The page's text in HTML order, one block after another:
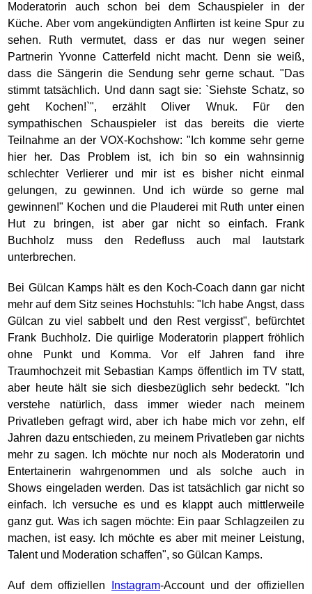
Moderatorin auch schon bei dem Schauspieler in der
Küche. Aber vom angekündigten Anflirten ist keine Spur zu
sehen. Ruth vermutet, dass er das nur wegen seiner
Partnerin Yvonne Catterfeld nicht macht. Denn sie weiß,
dass die Sängerin die Sendung sehr gerne schaut. "Das
stimmt tatsächlich. Und dann sagt sie: `Siehste Schatz, so
geht Kochen!`", erzählt Oliver Wnuk. Für den
sympathischen Schauspieler ist das bereits die vierte
Teilnahme an der VOX-Kochshow: "Ich komme sehr gerne
hier her. Das Problem ist, ich bin so ein wahnsinnig
schlechter Verlierer und mir ist es bisher nicht einmal
gelungen, zu gewinnen. Und ich würde so gerne mal
gewinnen!" Kochen und die Plauderei mit Ruth unter einen
Hut zu bringen, ist aber gar nicht so einfach. Frank
Buchholz muss den Redefluss auch mal lautstark
unterbrechen.
Bei Gülcan Kamps hält es den Koch-Coach dann gar nicht
mehr auf dem Sitz seines Hochstuhls: "Ich habe Angst, dass
Gülcan zu viel sabbelt und den Rest vergisst", befürchtet
Frank Buchholz. Die quirlige Moderatorin plappert fröhlich
ohne Punkt und Komma. Vor elf Jahren fand ihre
Traumhochzeit mit Sebastian Kamps öffentlich im TV statt,
aber heute hält sie sich diesbezüglich sehr bedeckt. "Ich
verstehe natürlich, dass immer wieder nach meinem
Privatleben gefragt wird, aber ich habe mich vor zehn, elf
Jahren dazu entschieden, zu meinem Privatleben gar nichts
mehr zu sagen. Ich möchte nur noch als Moderatorin und
Entertainerin wahrgenommen und als solche auch in
Shows eingeladen werden. Das ist tatsächlich gar nicht so
einfach. Ich versuche es und es klappt auch mittlerweile
ganz gut. Was ich sagen möchte: Ein paar Schlagzeilen zu
machen, ist easy. Ich möchte es aber mit meiner Leistung,
Talent und Moderation schaffen", so Gülcan Kamps.
Auf dem offiziellen Instagram-Account und der offiziellen